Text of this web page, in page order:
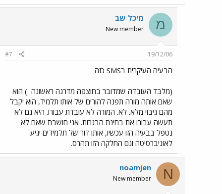
מ מיכל שב
New member
19/12/06
#7
הבעיה העיקרית בSMS כזה
(מלבד העובדה שמדובר בחוצפה מדרגה ראשונה ) הוא
שאם אותה מורה תפנה להורים של אותו תלמיד, הוא יקבל
מהם גיבוי מלא. לא. המורה לא עובדת עבורו. היא גם לא
תעשה עבורו את בחינת הבגרות. אני חושבת שאם לא
נטפל בבעיה הזו עכשיו, אותו דור של תלמידים יגיע
לאוניברסיטה וגם החלקה הזו תהרס.
N
noamjen
New member